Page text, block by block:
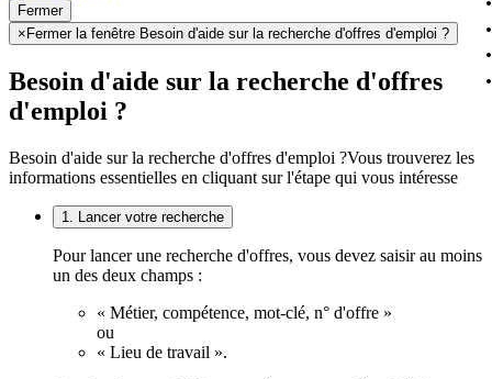
Fermer
× Fermer la fenêtre Besoin d'aide sur la recherche d'offres d'emploi ?
Besoin d'aide sur la recherche d'offres
d'emploi ?
Besoin d'aide sur la recherche d'offres d'emploi ?Vous trouverez les
informations essentielles en cliquant sur l'étape qui vous intéresse
1. Lancer votre recherche
Pour lancer une recherche d'offres, vous devez saisir au moins
un des deux champs :
« Métier, compétence, mot-clé, n° d'offre »
ou
« Lieu de travail ».